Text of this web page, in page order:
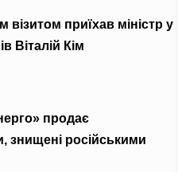
візитом приїхав міністр у
Віталій Кім
продає
знищені російськими